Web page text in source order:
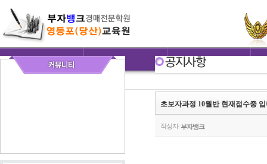
초보자과정 10월반 현재접수중
작성자: 부자뱅크